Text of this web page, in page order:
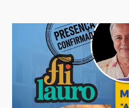
município de Sapeaçu. Ela
empreendedorismo econômico no
beneficiando centenas de famílias
autora deste livro? Paula Anália
pesquisadora do tema e
livro. Em entrevista ao site G1 ela